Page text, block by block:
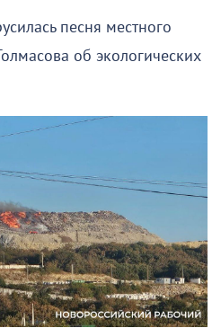
песня местного
об экологических